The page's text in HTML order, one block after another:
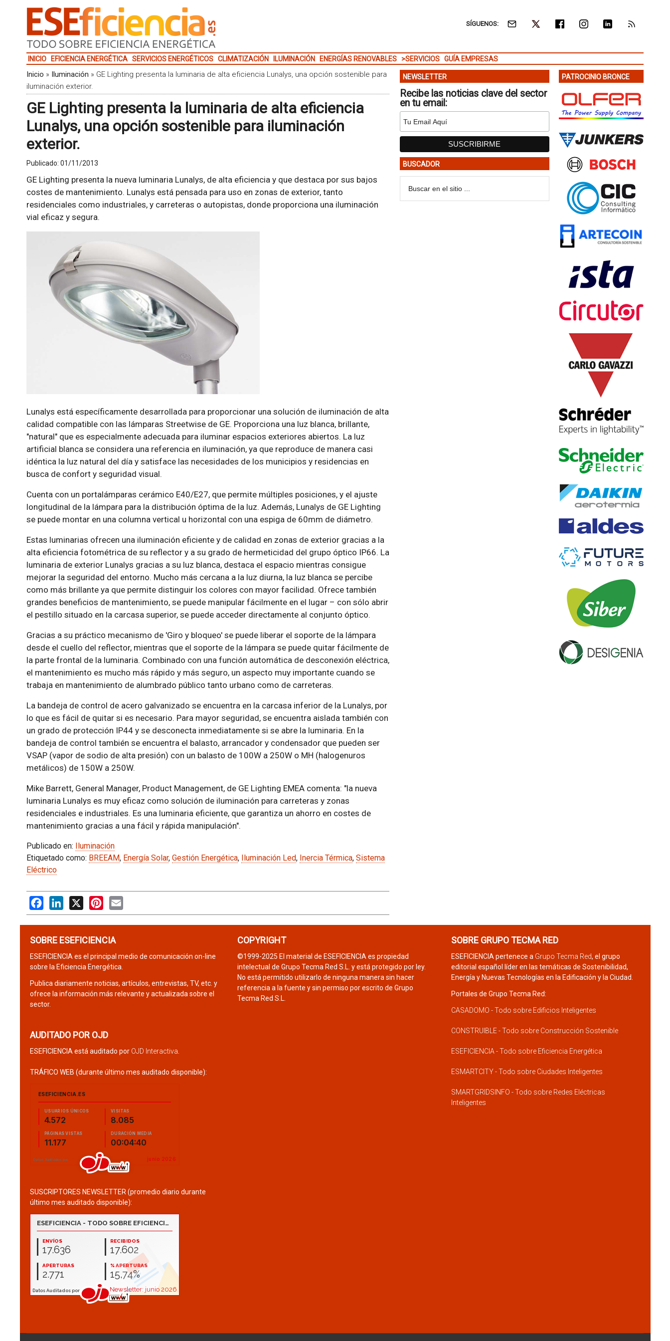
SÍGUENOS:
INICIO EFICIENCIA ENERGÉTICA SERVICIOS ENERGÉTICOS CLIMATIZACIÓN ILUMINACIÓN ENERGÍAS RENOVABLES >SERVICIOS GUÍA EMPRESAS
Inicio » Iluminación » GE Lighting presenta la luminaria de alta eficiencia Lunalys, una opción sostenible para
iluminación exterior.
GE Lighting presenta la luminaria de alta eficiencia
Lunalys, una opción sostenible para iluminación
exterior.
Publicado: 01/11/2013
GE Lighting presenta la nueva luminaria Lunalys, de alta eficiencia y que destaca por sus bajos
costes de mantenimiento. Lunalys está pensada para uso en zonas de exterior, tanto
residenciales como industriales, y carreteras o autopistas, donde proporciona una iluminación
vial eficaz y segura.
Lunalys está específicamente desarrollada para proporcionar una solución de iluminación de alta
calidad compatible con las lámparas Streetwise de GE. Proporciona una luz blanca, brillante,
"natural" que es especialmente adecuada para iluminar espacios exteriores abiertos. La luz
artificial blanca se considera una referencia en iluminación, ya que reproduce de manera casi
idéntica la luz natural del día y satisface las necesidades de los municipios y residencias en
busca de confort y seguridad visual.
Cuenta con un portalámparas cerámico E40/E27, que permite múltiples posiciones, y el ajuste
longitudinal de la lámpara para la distribución óptima de la luz. Además, Lunalys de GE Lighting
se puede montar en una columna vertical u horizontal con una espiga de 60mm de diámetro.
Estas luminarias ofrecen una iluminación eficiente y de calidad en zonas de exterior gracias a la
alta eficiencia fotométrica de su reflector y a su grado de hermeticidad del grupo óptico IP66. La
luminaria de exterior Lunalys gracias a su luz blanca, destaca el espacio mientras consigue
mejorar la seguridad del entorno. Mucho más cercana a la luz diurna, la luz blanca se percibe
como más brillante ya que permite distinguir los colores con mayor facilidad. Ofrece también
grandes beneficios de mantenimiento, se puede manipular fácilmente en el lugar – con sólo abrir
el pestillo situado en la carcasa superior, se puede acceder directamente al conjunto óptico.
Gracias a su práctico mecanismo de 'Giro y bloqueo' se puede liberar el soporte de la lámpara
desde el cuello del reflector, mientras que el soporte de la lámpara se puede quitar fácilmente de
la parte frontal de la luminaria. Combinado con una función automática de desconexión eléctrica,
el mantenimiento es mucho más rápido y más seguro, un aspecto muy importante cuando se
trabaja en mantenimiento de alumbrado público tanto urbano como de carreteras.
La bandeja de control de acero galvanizado se encuentra en la carcasa inferior de la Lunalys, por
lo que es fácil de quitar si es necesario. Para mayor seguridad, se encuentra aislada también con
un grado de protección IP44 y se desconecta inmediatamente si se abre la luminaria. En la
bandeja de control también se encuentra el balasto, arrancador y condensador que pueden ser
VSAP (vapor de sodio de alta presión) con un balasto de 100W a 250W o MH (halogenuros
metálicos) de 150W a 250W.
Mike Barrett, General Manager, Product Management, de GE Lighting EMEA comenta: "la nueva
luminaria Lunalys es muy eficaz como solución de iluminación para carreteras y zonas
residenciales e industriales. Es una luminaria eficiente, que garantiza un ahorro en costes de
mantenimiento gracias a una fácil y rápida manipulación".
Publicado en: Iluminación
Etiquetado como: BREEAM, Energía Solar, Gestión Energética, Iluminación Led, Inercia Térmica, Sistema
Eléctrico
FacebookLinkedIn
X PinterestEmail
NEWSLETTER
Recibe las noticias clave del sector
en tu email:
BUSCADOR
PATROCINIO BRONCE
SOBRE ESEFICIENCIA
ESEFICIENCIA es el principal medio de comunicación on-line
sobre la Eficiencia Energética.
Publica diariamente noticias, artículos, entrevistas, TV, etc. y
ofrece la información más relevante y actualizada sobre el
sector.
AUDITADO POR OJD
ESEFICIENCIA está auditado por OJD Interactiva
TRÁFICO WEB (durante último mes auditado disponible):
SUSCRIPTORES NEWSLETTER (promedio diario durante
último mes auditado disponible):
COPYRIGHT
©1999-2025 El material de ESEFICIENCIA es propiedad
intelectual de Grupo Tecma Red S.L. y está protegido por ley.
No está permitido utilizarlo de ninguna manera sin hacer
referencia a la fuente y sin permiso por escrito de Grupo
Tecma Red S.L.
SOBRE GRUPO TECMA RED
ESEFICIENCIA pertenece a Grupo Tecma Red, el grupo
editorial español líder en las temáticas de Sostenibilidad,
Energía y Nuevas Tecnologías en la Edificación y la Ciudad.
Portales de Grupo Tecma Red:
CASADOMO - Todo sobre Edificios Inteligentes
CONSTRUIBLE - Todo sobre Construcción Sostenible
ESEFICIENCIA - Todo sobre Eficiencia Energética
ESMARTCITY - Todo sobre Ciudades Inteligentes
SMARTGRIDSINFO - Todo sobre Redes Eléctricas
Inteligentes